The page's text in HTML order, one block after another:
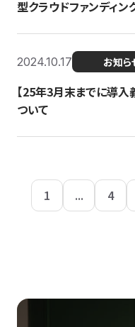
型クラウドファンディン
2024.10.17 お知ら
【25年3月末までに導
ついて
1 ... 4